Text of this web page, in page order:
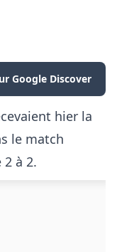
Google Discover
hier la
le match
à 2.